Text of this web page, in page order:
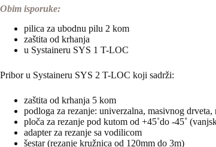
Obim isporuke:
pilica za ubodnu pilu 2 kom
zaštita od krhanja
u Systaineru SYS 1 T-LOC
Pribor u Systaineru SYS 2 T-LOC koji sadrži:
zaštita od krhanja 5 kom
podloga za rezanje: univerzalna, masivnog
ploča za rezanje pod kutom od +45˚do -45˚
adapter za rezanje sa vodilicom
šestar (rezanje kružnica od 120mm do 3m)